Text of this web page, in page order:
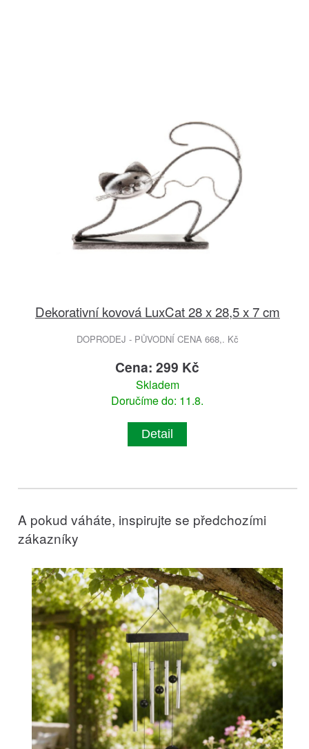
Dekorativní kovová LuxCat 28 x 28,5 x 7 cm
DOPRODEJ - PŮVODNÍ CENA 668,. Kč
Cena: 299 Kč
Skladem
Doručíme do: 11.8.
Detail
A pokud váháte, inspirujte se předchozími
zákazníky